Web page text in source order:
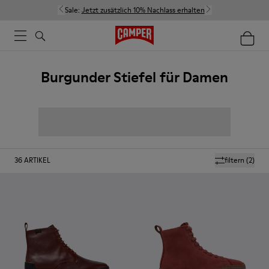
Sale: Jetzt zusätzlich 10% Nachlass erhalten
Burgunder Stiefel für Damen
filtern (2)
36ARTIKEL